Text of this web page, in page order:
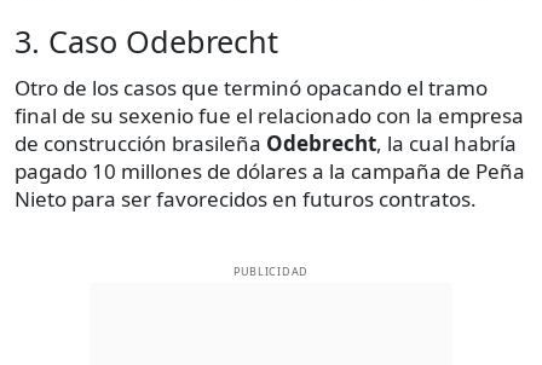
3. Caso Odebrecht
Otro de los casos que terminó opacando el tramo
final de su sexenio fue el relacionado con la empresa
de construcción brasileña Odebrecht, la cual habría
pagado 10 millones de dólares a la campaña de Peña
Nieto para ser favorecidos en futuros contratos.
PUBLICIDAD